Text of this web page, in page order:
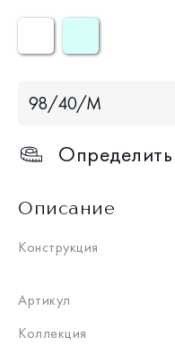
98/40/M
Описание
Конструкция
Артикул
Коллекция